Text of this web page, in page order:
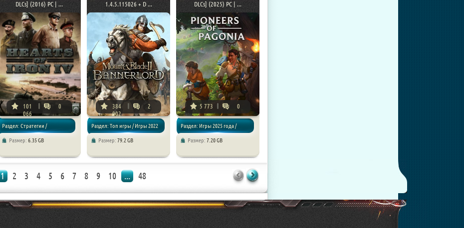
DLCs] (2016) PC | ...
101
066
0
Раздел: Стратегии /
Размер: 6.35 GB
1.4.5.115026 + D ...
384
902
2
Раздел: Топ игры / Игры 2022
Размер: 79.2 GB
DLCs] (2025) PC | ...
5 773 0
Раздел: Игры 2025 года /
Размер: 7.20 GB
1 2 3 4 5 6 7 8 9 10 ... 48